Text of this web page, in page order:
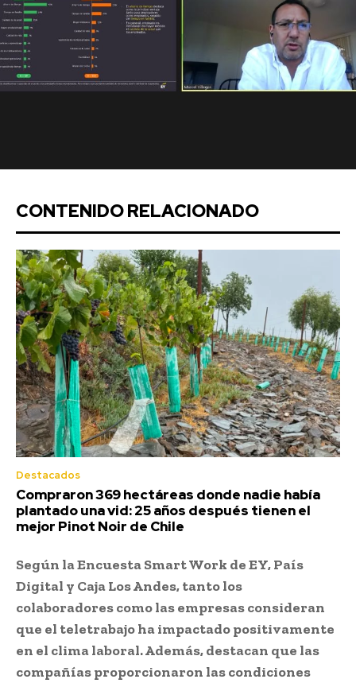
CONTENIDO RELACIONADO
Destacados
Compraron 369 hectáreas donde nadie había
plantado una vid: 25 años después tienen el
mejor Pinot Noir de Chile
Según la Encuesta Smart Work de EY, País
Digital y Caja Los Andes, tanto los
colaboradores como las empresas consideran
que el teletrabajo ha impactado positivamente
en el clima laboral. Además, destacan que las
compañías proporcionaron las condiciones